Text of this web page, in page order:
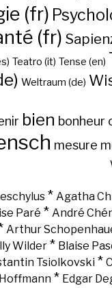
(fr)
(fr)
Teatro (it) Tense (en)
Weltraum (de)
bien bonheur
mesure
* Agatha
Paré * André
Arthur
Wilder * Blaise
Tsiolkovski *
Hoffmann * Edgar